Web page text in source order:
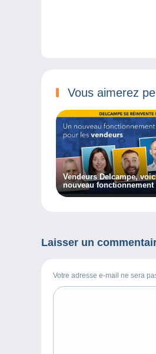
Vous aimerez
Vendeurs Delcampe,
nouveau fonctionnement
Delcampe !
Laisser un
Votre adresse e-mail ne sera